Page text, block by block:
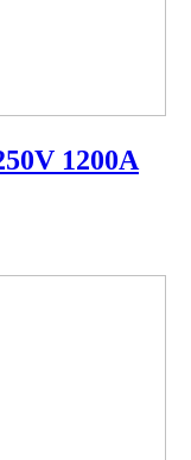
1200A